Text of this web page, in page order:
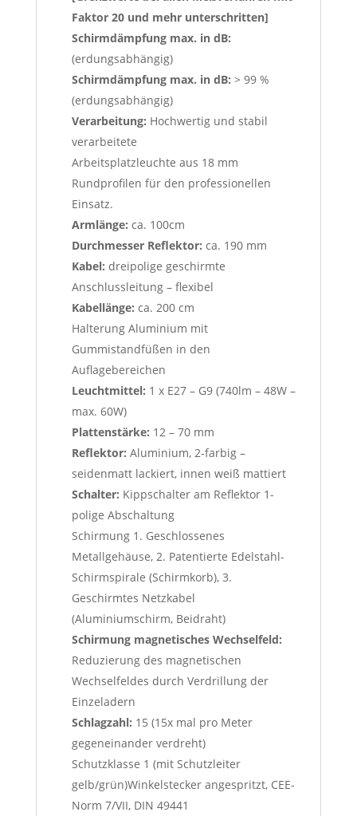
Faktor 20 und mehr unterschritten]
Schirmdämpfung max. in dB:
(erdungsabhängig)
Schirmdämpfung max. in dB: > 99 %
(erdungsabhängig)
Verarbeitung: Hochwertig und stabil
verarbeitete
Arbeitsplatzleuchte aus 18 mm
Rundprofilen für den professionellen
Einsatz.
Armlänge: ca. 100cm
Durchmesser Reflektor: ca. 190 mm
Kabel: dreipolige geschirmte
Anschlussleitung – flexibel
Kabellänge: ca. 200 cm
Halterung Aluminium mit
Gummistandfüßen in den
Auflagebereichen
Leuchtmittel: 1 x E27 – G9 (740lm – 48W –
max. 60W)
Plattenstärke: 12 – 70 mm
Reflektor: Aluminium, 2-farbig –
seidenmatt lackiert, innen weiß mattiert
Schalter: Kippschalter am Reflektor 1-
polige Abschaltung
Schirmung 1. Geschlossenes
Metallgehäuse, 2. Patentierte Edelstahl-
Schirmspirale (Schirmkorb), 3.
Geschirmtes Netzkabel
(Aluminiumschirm, Beidraht)
Schirmung magnetisches Wechselfeld:
Reduzierung des magnetischen
Wechselfeldes durch Verdrillung der
Einzeladern
Schlagzahl: 15 (15x mal pro Meter
gegeneinander verdreht)
Schutzklasse 1 (mit Schutzleiter
gelb/grün)Winkelstecker angespritzt, CEE-
Norm 7/VII, DIN 49441